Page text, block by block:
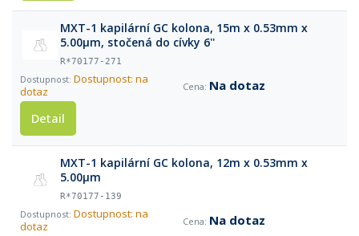
MXT-1 kapilární GC kolona, 15m x 0.53mm x
5.00μm, stočená do cívky 6''
R*70177-271
Dostupnost: na
dotaz
Na dotaz
Detail
MXT-1 kapilární GC kolona, 12m x 0.53mm x
5.00μm
R*70177-139
Dostupnost: na
dotaz
Na dotaz